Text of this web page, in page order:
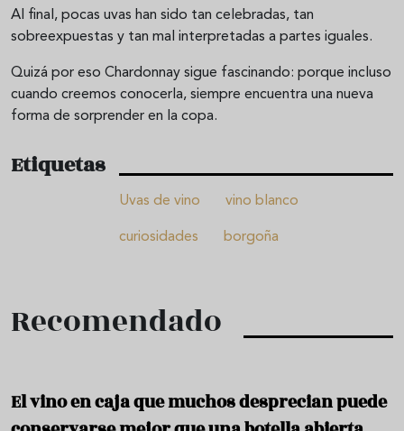
Al final, pocas uvas han sido tan celebradas, tan
sobreexpuestas y tan mal interpretadas a partes iguales.
Quizá por eso Chardonnay sigue fascinando: porque incluso
cuando creemos conocerla, siempre encuentra una nueva
forma de sorprender en la copa.
Etiquetas
Uvas de vino vino blanco
curiosidades borgoña
Recomendado
El vino en caja que muchos desprecian puede